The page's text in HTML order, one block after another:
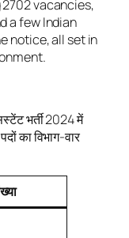
भर्ती 2024 में
का विभाग-वार